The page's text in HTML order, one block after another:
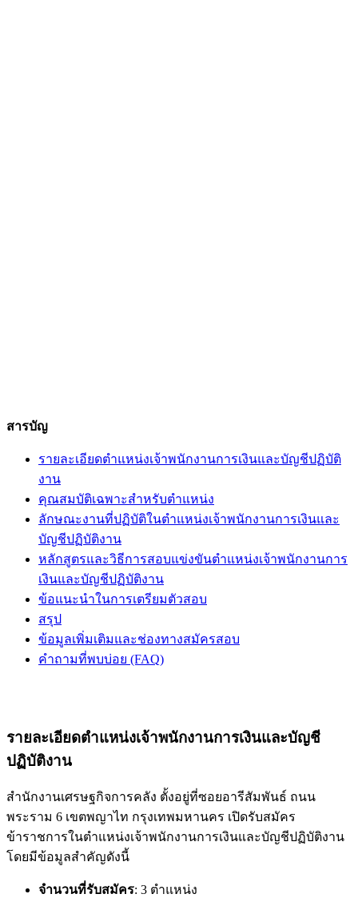
สารบัญ
รายละเอียดตำแหน่งเจ้าพนักงานการเงินและบัญชีปฏิบัติ
งาน
คุณสมบัติเฉพาะสำหรับตำแหน่ง
ลักษณะงานที่ปฏิบัติในตำแหน่งเจ้าพนักงานการเงินและ
บัญชีปฏิบัติงาน
หลักสูตรและวิธีการสอบแข่งขันตำแหน่งเจ้าพนักงานการ
เงินและบัญชีปฏิบัติงาน
ข้อแนะนำในการเตรียมตัวสอบ
สรุป
ข้อมูลเพิ่มเติมและช่องทางสมัครสอบ
คำถามที่พบบ่อย (FAQ)
รายละเอียดตำแหน่งเจ้าพนักงานการเงินและบัญชี
ปฏิบัติงาน
สำนักงานเศรษฐกิจการคลัง ตั้งอยู่ที่ซอยอารีสัมพันธ์ ถนน
พระราม 6 เขตพญาไท กรุงเทพมหานคร เปิดรับสมัคร
ข้าราชการในตำแหน่งเจ้าพนักงานการเงินและบัญชีปฏิบัติงาน
โดยมีข้อมูลสำคัญดังนี้
จำนวนที่รับสมัคร: 3 ตำแหน่ง